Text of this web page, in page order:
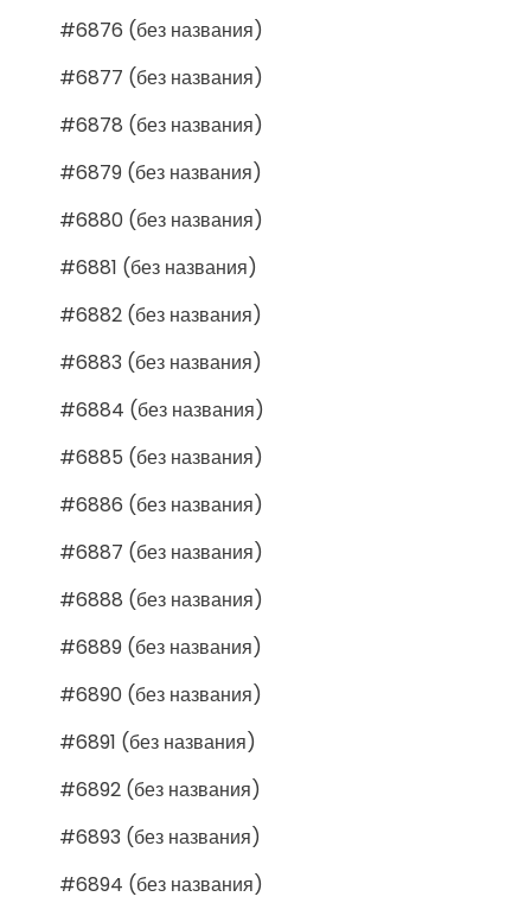
#6876 (без названия)
#6877 (без названия)
#6878 (без названия)
#6879 (без названия)
#6880 (без названия)
#6881 (без названия)
#6882 (без названия)
#6883 (без названия)
#6884 (без названия)
#6885 (без названия)
#6886 (без названия)
#6887 (без названия)
#6888 (без названия)
#6889 (без названия)
#6890 (без названия)
#6891 (без названия)
#6892 (без названия)
#6893 (без названия)
#6894 (без названия)